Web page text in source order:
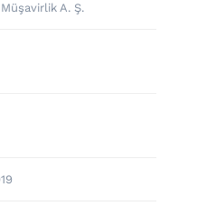
A. Ş.